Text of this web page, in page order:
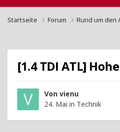
Startseite Forum Rund um den
[1.4 TDI ATL]
Von vienu
24. Mai in Technik